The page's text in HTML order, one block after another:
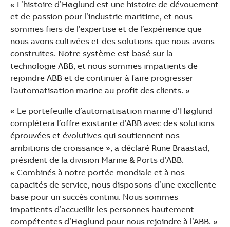
« L’histoire d’Høglund est une histoire de dévouement
et de passion pour l’industrie maritime, et nous
sommes fiers de l’expertise et de l’expérience que
nous avons cultivées et des solutions que nous avons
construites. Notre système est basé sur la
technologie ABB, et nous sommes impatients de
rejoindre ABB et de continuer à faire progresser
l'automatisation marine au profit des clients. »
« Le portefeuille d’automatisation marine d’Høglund
complétera l’offre existante d’ABB avec des solutions
éprouvées et évolutives qui soutiennent nos
ambitions de croissance », a déclaré Rune Braastad,
président de la division Marine & Ports d’ABB.
« Combinés à notre portée mondiale et à nos
capacités de service, nous disposons d’une excellente
base pour un succès continu. Nous sommes
impatients d’accueillir les personnes hautement
compétentes d’Høglund pour nous rejoindre à l’ABB. »